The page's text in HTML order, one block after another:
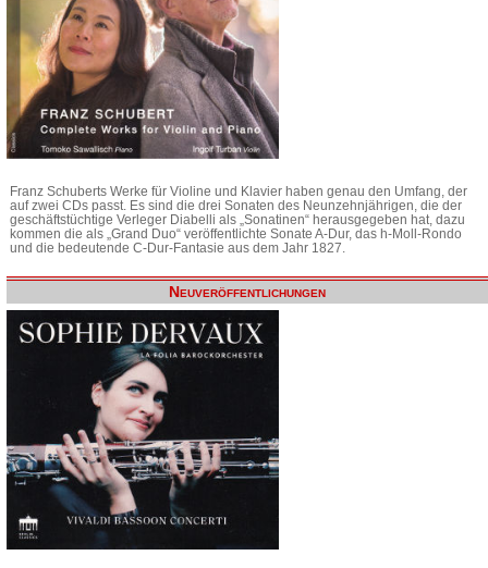
Franz Schuberts Werke für Violine und Klavier haben genau den Umfang, der
auf zwei CDs passt. Es sind die drei Sonaten des Neunzehnjährigen, die der
geschäftstüchtige Verleger Diabelli als „Sonatinen“ herausgegeben hat, dazu
kommen die als „Grand Duo“ veröffentlichte Sonate A-Dur, das h-Moll-Rondo
und die bedeutende C-Dur-Fantasie aus dem Jahr 1827.
Neuveröffentlichungen